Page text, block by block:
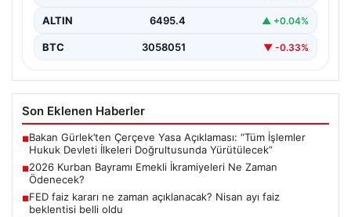
ALTIN 6495.4 ▲ +0.04%
BTC 3058051 ▼ -0.33%
Son Eklenen Haberler
■Bakan Gürlek’ten Çerçeve Yasa Açıklaması: “Tüm İşlemler
Hukuk Devleti İlkeleri Doğrultusunda Yürütülecek”
■2026 Kurban Bayramı Emekli İkramiyeleri Ne Zaman
Ödenecek?
■FED faiz kararı ne zaman açıklanacak? Nisan ayı faiz
beklentisi belli oldu